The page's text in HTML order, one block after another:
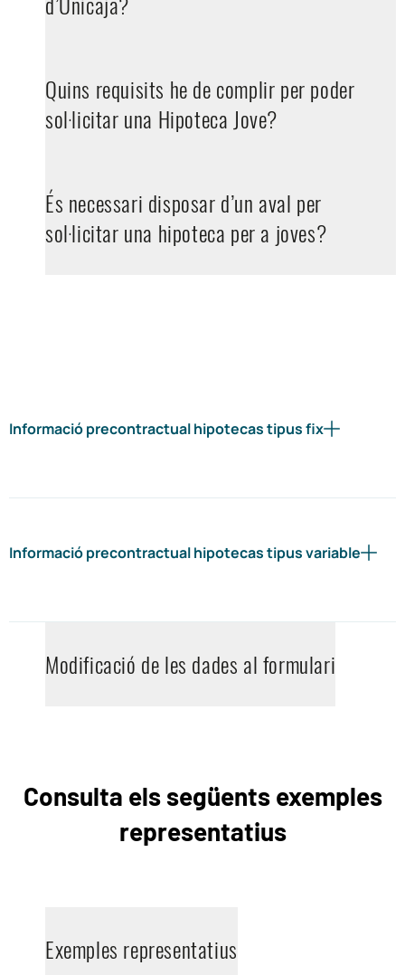
Quins requisits he de complir per poder
sol·licitar una Hipoteca Jove?
És necessari disposar d’un aval per
sol·licitar una hipoteca per a joves?
Informació precontractual hipotecas tipus fix
Informació precontractual hipotecas tipus variable
Modificació de les dades al formulari
Consulta els següents exemples
representatius
Exemples representatius